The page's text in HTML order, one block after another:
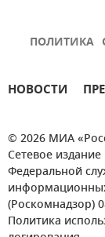
ПОЛИТИКА
НОВОСТИ
© 2026 МИА
Сетевое
Федеральной
(Роскомнадзор)
Политика